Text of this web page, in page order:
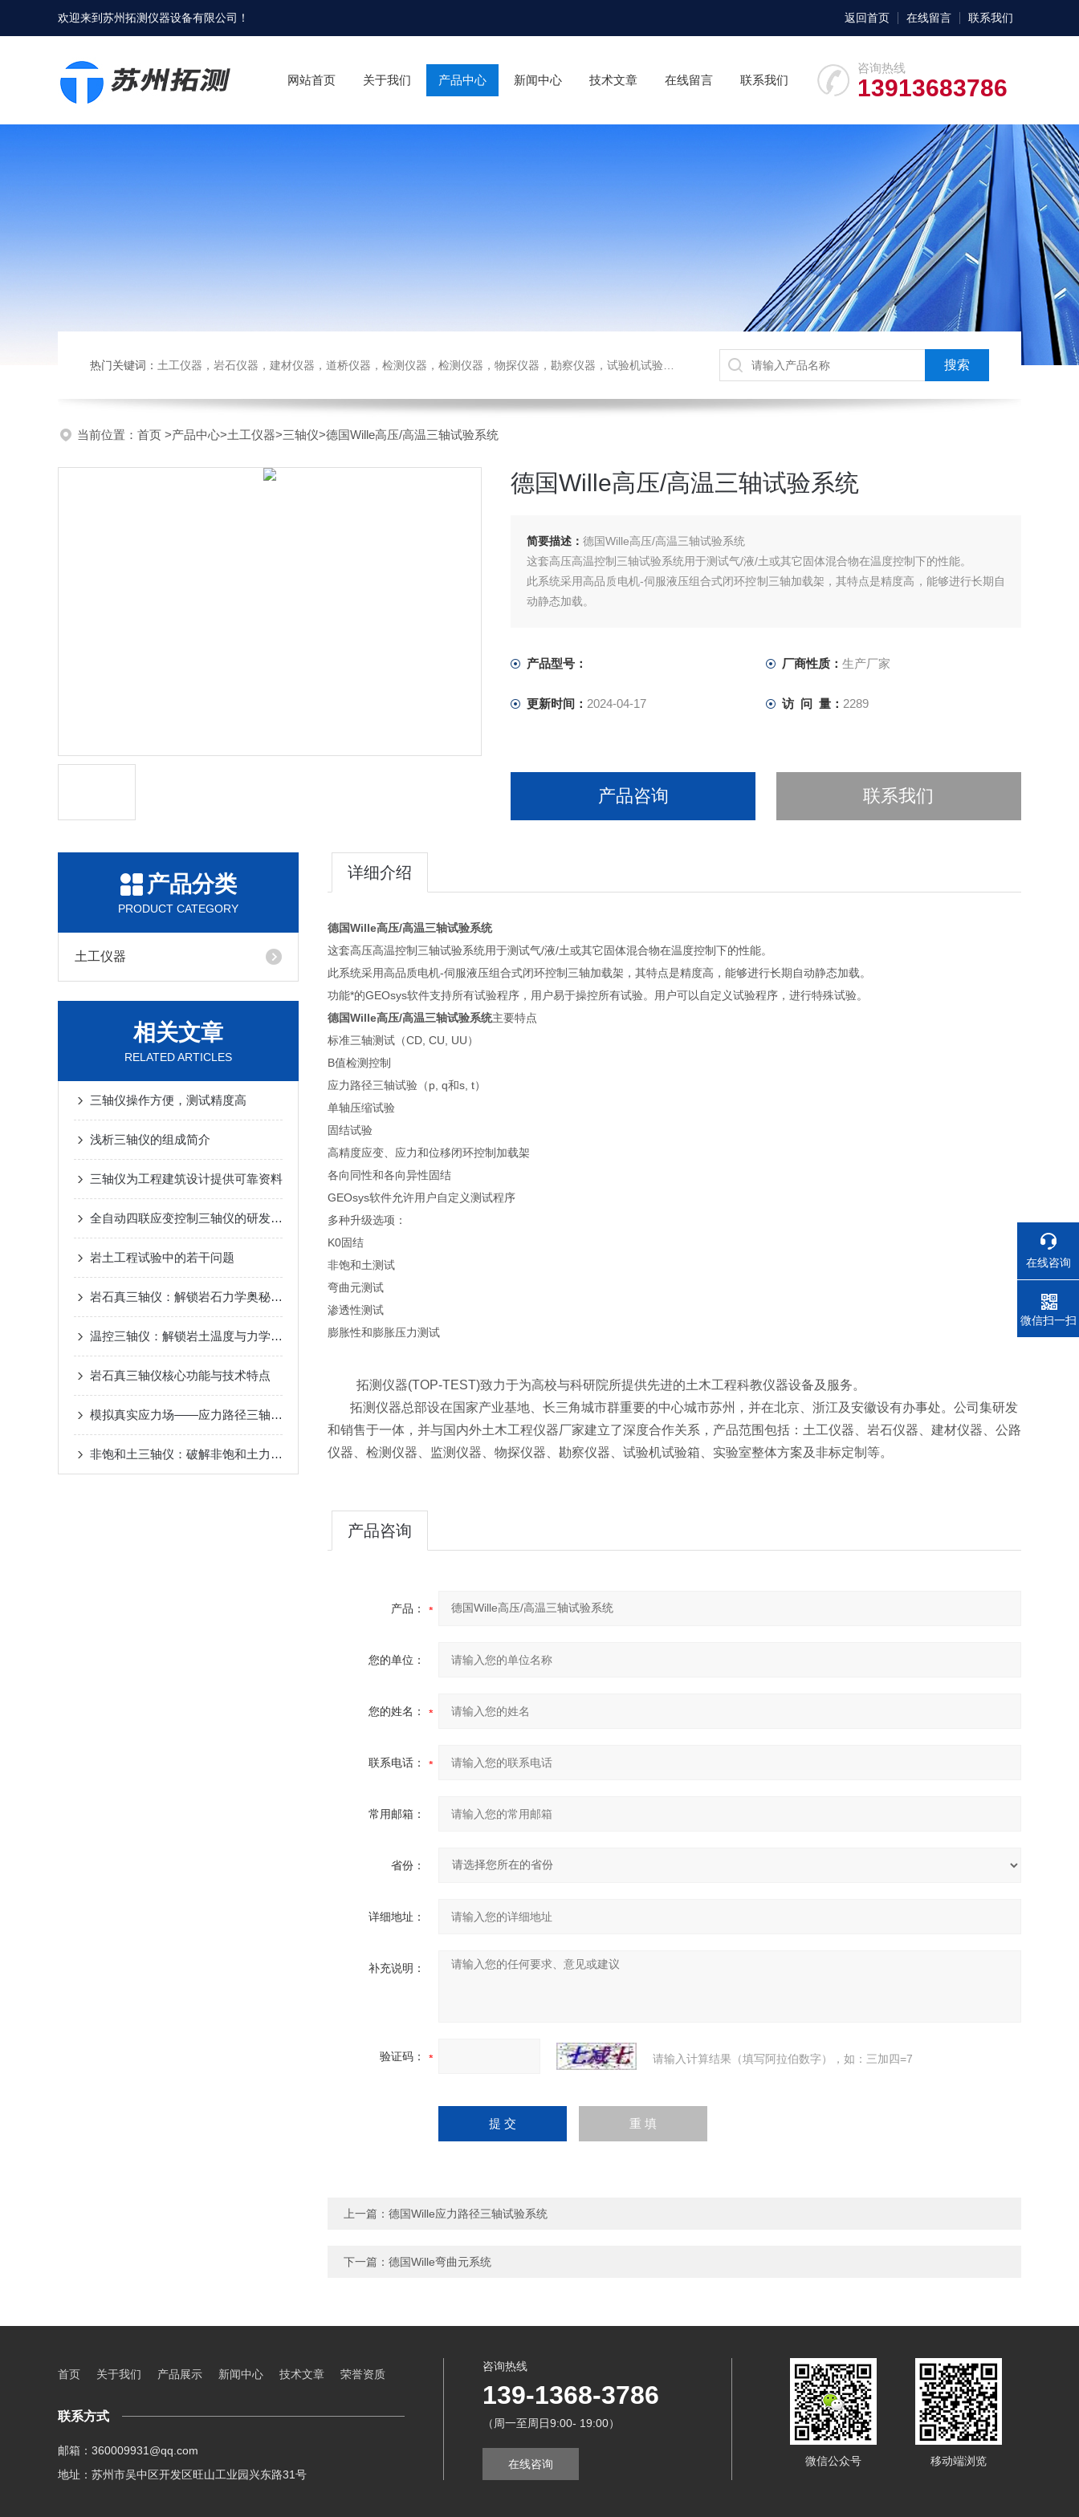
欢迎来到苏州拓测仪器设备有限公司 ！ 返回首页 在线留言 联系我们
咨询热线
13913683786
网站首页 关于我们 产品中心 新闻中心 技术文章 在线留言 联系我们
热门关键词： 土工仪器，岩石仪器，建材仪器，道桥仪器，检测仪器，检测仪器，物探仪器，勘察仪器，试验机试验箱，整体方案
当前位置： 首页 >产品中心>土工仪器>三轴仪>德国Wille高压/高温三轴试验系统
德国Wille高压/高温三轴试验系统
简要描述： 德国Wille高压/高温三轴试验系统
这套高压高温控制三轴试验系统用于测试气/液/土或其它固体混合物在温度控制下的性能。
此系统采用高品质电机-伺服液压组合式闭环控制三轴加载架，其特点是精度高，能够进行长期自
动静态加载。
产品型号： 厂商性质： 生产厂家
更新时间： 2024-04-17 访 问 量： 2289
产品咨询 联系我们
产品分类
PRODUCT CATEGORY
土工仪器
相关文章
RELATED ARTICLES
三轴仪操作方便，测试精度高
浅析三轴仪的组成简介
三轴仪为工程建筑设计提供可靠资料
全自动四联应变控制三轴仪的研发与应用
岩土工程试验中的若干问题
岩石真三轴仪：解锁岩石力学奥秘的精密钥匙
温控三轴仪：解锁岩土温度与力学的耦合密码
岩石真三轴仪核心功能与技术特点
模拟真实应力场——应力路径三轴仪的试验原理与岩土应用
非饱和土三轴仪：破解非饱和土力学检测难题的仪器
详细介绍
德国Wille高压/高温三轴试验系统
这套高压高温控制三轴试验系统用于测试气/液/土或其它固体混合物在温度控制下的性能。
此系统采用高品质电机-伺服液压组合式闭环控制三轴加载架，其特点是精度高，能够进行长期自动静态加载。
功能*的GEOsys软件支持所有试验程序，用户易于操控所有试验。用户可以自定义试验程序，进行特殊试验。
德国Wille高压/高温三轴试验系统主要特点
标准三轴测试（CD, CU, UU）
B值检测控制
应力路径三轴试验（p, q和s, t）
单轴压缩试验
固结试验
高精度应变、应力和位移闭环控制加载架
各向同性和各向异性固结
GEOsys软件允许用户自定义测试程序
多种升级选项：
K0固结
非饱和土测试
弯曲元测试
渗透性测试
膨胀性和膨胀压力测试
拓测仪器(TOP-TEST)致力于为高校与科研院所提供先进的土木工程科教仪器设备及服务。
拓测仪器总部设在国家产业基地、长三角城市群重要的中心城市苏州，并在北京、浙江及安徽设有办事处。公司集研发
和销售于一体，并与国内外土木工程仪器厂家建立了深度合作关系，产品范围包括：土工仪器、岩石仪器、建材仪器、公路
仪器、检测仪器、监测仪器、物探仪器、勘察仪器、试验机试验箱、实验室整体方案及非标定制等。
产品咨询
产品：
您的单位：
您的姓名：
联系电话：
常用邮箱：
省份：
详细地址：
补充说明：
验证码： 请输入计算结果（填写阿拉伯数字），如：三加四=7
上一篇： 德国Wille应力路径三轴试验系统
下一篇： 德国Wille弯曲元系统
首页 关于我们 产品展示 新闻中心 技术文章 荣誉资质
联系方式
邮箱：360009931@qq.com
地址：苏州市吴中区开发区旺山工业园兴东路31号
咨询热线
139-1368-3786
（周一至周日9:00- 19:00）
在线咨询 微信公众号 移动端浏览
在线咨询
电话
微信扫一扫